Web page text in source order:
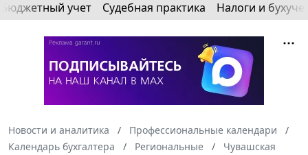
Бюджетный учет Судебная практика Налоги и
Новости и аналитика
Профессиональные календари
Календарь бухгалтера
Региональные
Чувашская